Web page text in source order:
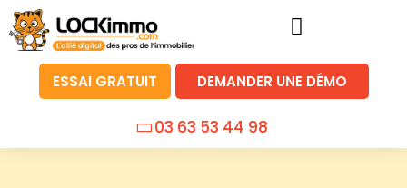
ESSAI GRATUIT DEMANDER UNE DÉMO
03 63 53 44 98